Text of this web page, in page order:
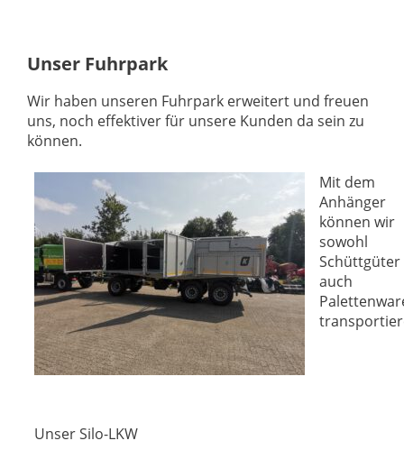
Unser Fuhrpark
Wir haben unseren Fuhrpark erweitert und freuen
uns, noch effektiver für unsere Kunden da sein zu
können.
Mit dem
Anhänger
können wir
sowohl
Schüttgüter
auch
Unser Silo-LKW